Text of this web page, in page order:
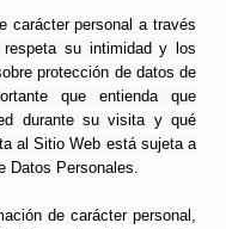
carácter personal a través
respeta su intimidad y los
protección de datos de
que entienda que
durante su visita y qué
al Sitio Web está sujeta a
Datos Personales.
de carácter personal,